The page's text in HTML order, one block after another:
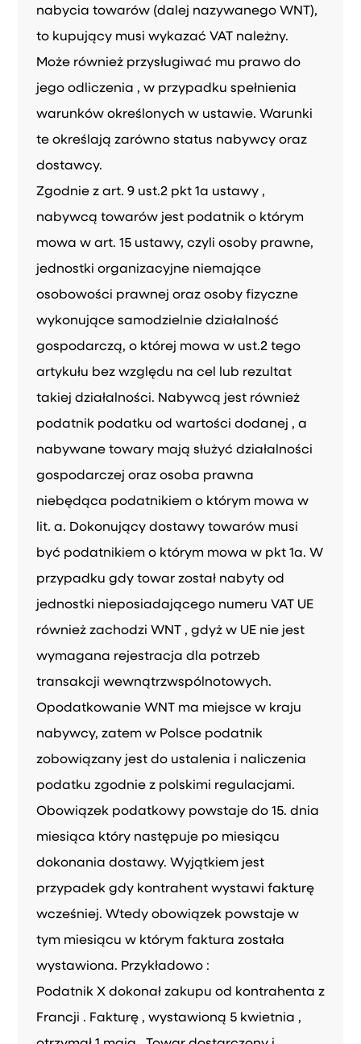
nabycia towarów (dalej nazywanego WNT),
to kupujący musi wykazać VAT należny.
Może również przysługiwać mu prawo do
jego odliczenia , w przypadku spełnienia
warunków określonych w ustawie. Warunki
te określają zarówno status nabywcy oraz
dostawcy.
Zgodnie z art. 9 ust.2 pkt 1a ustawy ,
nabywcą towarów jest podatnik o którym
mowa w art. 15 ustawy, czyli osoby prawne,
jednostki organizacyjne niemające
osobowości prawnej oraz osoby fizyczne
wykonujące samodzielnie działalność
gospodarczą, o której mowa w ust.2 tego
artykułu bez względu na cel lub rezultat
takiej działalności. Nabywcą jest również
podatnik podatku od wartości dodanej , a
nabywane towary mają służyć działalności
gospodarczej oraz osoba prawna
niebędąca podatnikiem o którym mowa w
lit. a. Dokonujący dostawy towarów musi
być podatnikiem o którym mowa w pkt 1a. W
przypadku gdy towar został nabyty od
jednostki nieposiadającego numeru VAT UE
również zachodzi WNT , gdyż w UE nie jest
wymagana rejestracja dla potrzeb
transakcji wewnątrzwspólnotowych.
Opodatkowanie WNT ma miejsce w kraju
nabywcy, zatem w Polsce podatnik
zobowiązany jest do ustalenia i naliczenia
podatku zgodnie z polskimi regulacjami.
Obowiązek podatkowy powstaje do 15. dnia
miesiąca który następuje po miesiącu
dokonania dostawy. Wyjątkiem jest
przypadek gdy kontrahent wystawi fakturę
wcześniej. Wtedy obowiązek powstaje w
tym miesiącu w którym faktura została
wystawiona. Przykładowo :
Podatnik X dokonał zakupu od kontrahenta z
Francji . Fakturę , wystawioną 5 kwietnia ,